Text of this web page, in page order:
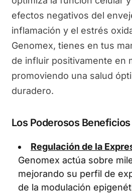
efectos negativos del
inflamación y el estrés
Genomex, tienes en tus
de influir positivamente en
promoviendo una salud
duradero.
Los Poderosos
Regulación de la
Genomex actúa sobre
mejorando su perfil de
de la modulación